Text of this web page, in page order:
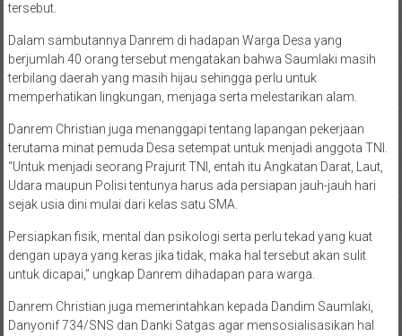
tersebut.
Dalam sambutannya Danrem di hadapan Warga Desa yang
berjumlah 40 orang tersebut mengatakan bahwa Saumlaki masih
terbilang daerah yang masih hijau sehingga perlu untuk
memperhatikan lingkungan, menjaga serta melestarikan alam.
Danrem Christian juga menanggapi tentang lapangan pekerjaan
terutama minat pemuda Desa setempat untuk menjadi anggota TNI.
“Untuk menjadi seorang Prajurit TNI, entah itu Angkatan Darat, Laut,
Udara maupun Polisi tentunya harus ada persiapan jauh-jauh hari
sejak usia dini mulai dari kelas satu SMA.
Persiapkan fisik, mental dan psikologi serta perlu tekad yang kuat
dengan upaya yang keras jika tidak, maka hal tersebut akan sulit
untuk dicapai,” ungkap Danrem dihadapan para warga.
Danrem Christian juga memerintahkan kepada Dandim Saumlaki,
Danyonif 734/SNS dan Danki Satgas agar mensosialisasikan hal